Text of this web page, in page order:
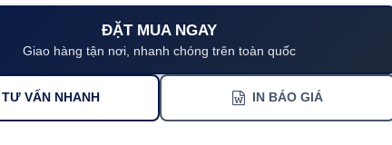
ĐẶT MUA NGAY
Giao hàng tận nơi, nhanh chóng trên toàn quốc
TƯ VẤN NHANH IN BÁO GIÁ